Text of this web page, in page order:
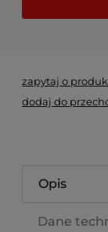
zapytaj o
dodaj do
Opis
Dane